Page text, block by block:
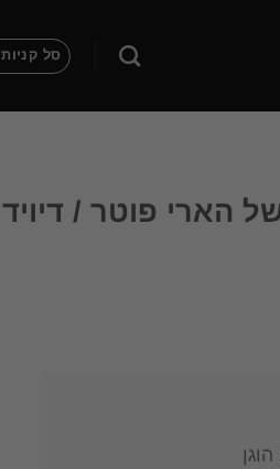
סל קניות
הארי פוטר / דיויד